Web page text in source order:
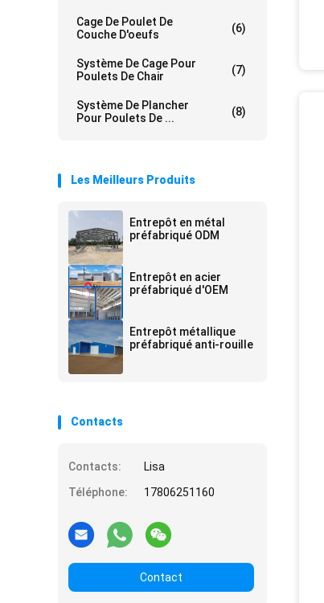
Cage De Poulet De
Couche D'oeufs
(6)
Système De Cage Pour
Poulets De Chair
(7)
Système De Plancher
Pour Poulets De ...
(8)
Les Meilleurs Produits
Entrepôt en métal
préfabriqué ODM
Entrepôt en acier
préfabriqué d'OEM
Entrepôt métallique
préfabriqué anti-rouille
Contacts
Contacts:
Lisa
Téléphone:
17806251160
Contact